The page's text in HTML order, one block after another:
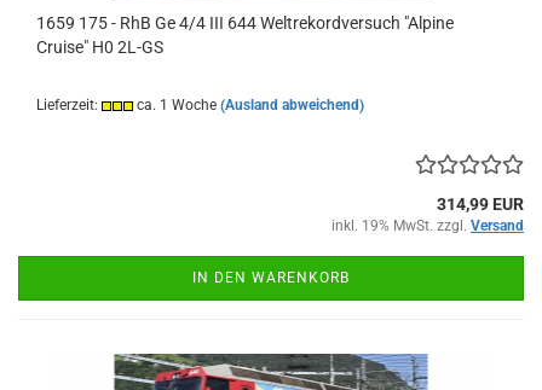
1659 175 - RhB Ge 4/4 III 644 Weltrekordversuch "Alpine
Cruise" H0 2L-GS
Lieferzeit: ca. 1 Woche (Ausland abweichend)
314,99 EUR
inkl. 19% MwSt. zzgl. Versand
IN DEN WARENKORB